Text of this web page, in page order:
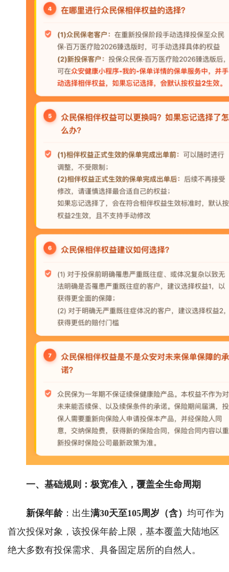
一、基础规则：极宽准入，覆盖全生命周期
新保年龄：出生满30天至105周岁（含） 均可作为
首次投保对象，该投保年龄上限，基本覆盖大陆地区
绝大多数有投保需求、具备固定居所的自然人。